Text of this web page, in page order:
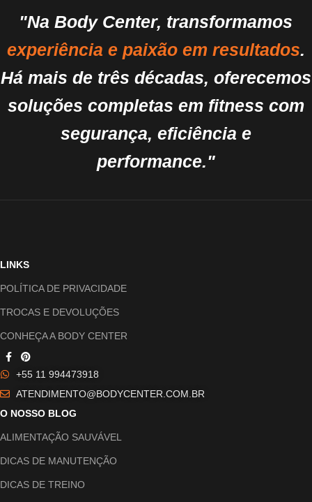
"Na Body Center, transformamos
experiência e paixão em resultados.
Há mais de três décadas, oferecemos
soluções completas em fitness com
segurança, eficiência e
performance."
LINKS
POLÍTICA DE PRIVACIDADE
TROCAS E DEVOLUÇÕES
CONHEÇA A BODY CENTER
+55 11 994473918
ATENDIMENTO@BODYCENTER.COM.BR
O NOSSO BLOG
ALIMENTAÇÃO SAUVÁVEL
DICAS DE MANUTENÇÃO
DICAS DE TREINO